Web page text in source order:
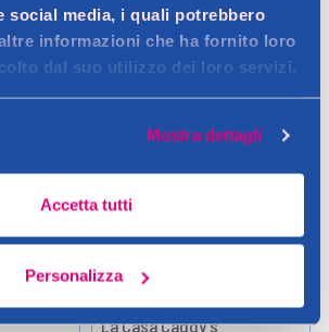
social media, i quali potrebbero
informazioni che ha fornito loro
dal suo utilizzo dei loro servizi.
Mostra dettagli
Accetta tutti
Personalizza
Help
Verifica disp. in negozio
SOLO DA CADDY'S
La Casa Caddy's